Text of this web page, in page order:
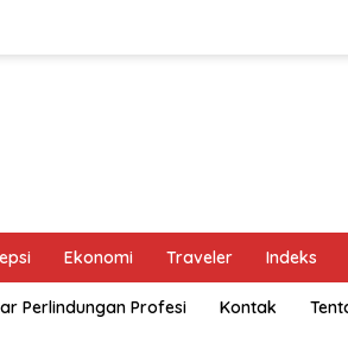
Ekonomi Traveler Indeks
Perlindungan Profesi Kontak